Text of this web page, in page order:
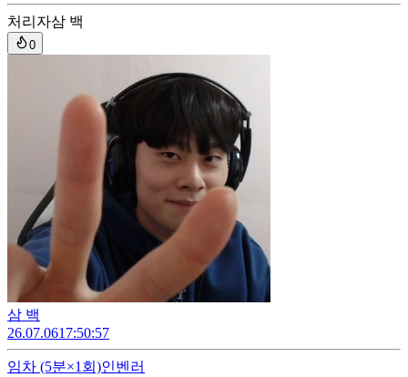
처리자삼 백
0
삼 백
26.07.0617:50:57
임차 (5분×1회)인벤러